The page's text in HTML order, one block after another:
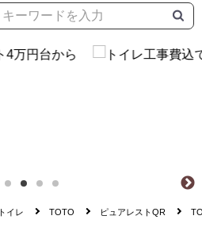
トイレ TOTO ピュアレストQR